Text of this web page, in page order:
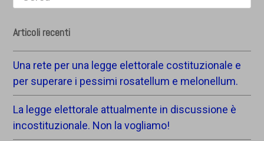
Articoli recenti
Una rete per una legge elettorale costituzionale e
per superare i pessimi rosatellum e melonellum.
La legge elettorale attualmente in discussione è
incostituzionale. Non la vogliamo!